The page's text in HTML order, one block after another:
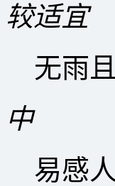
较适宜
无雨
中
易感